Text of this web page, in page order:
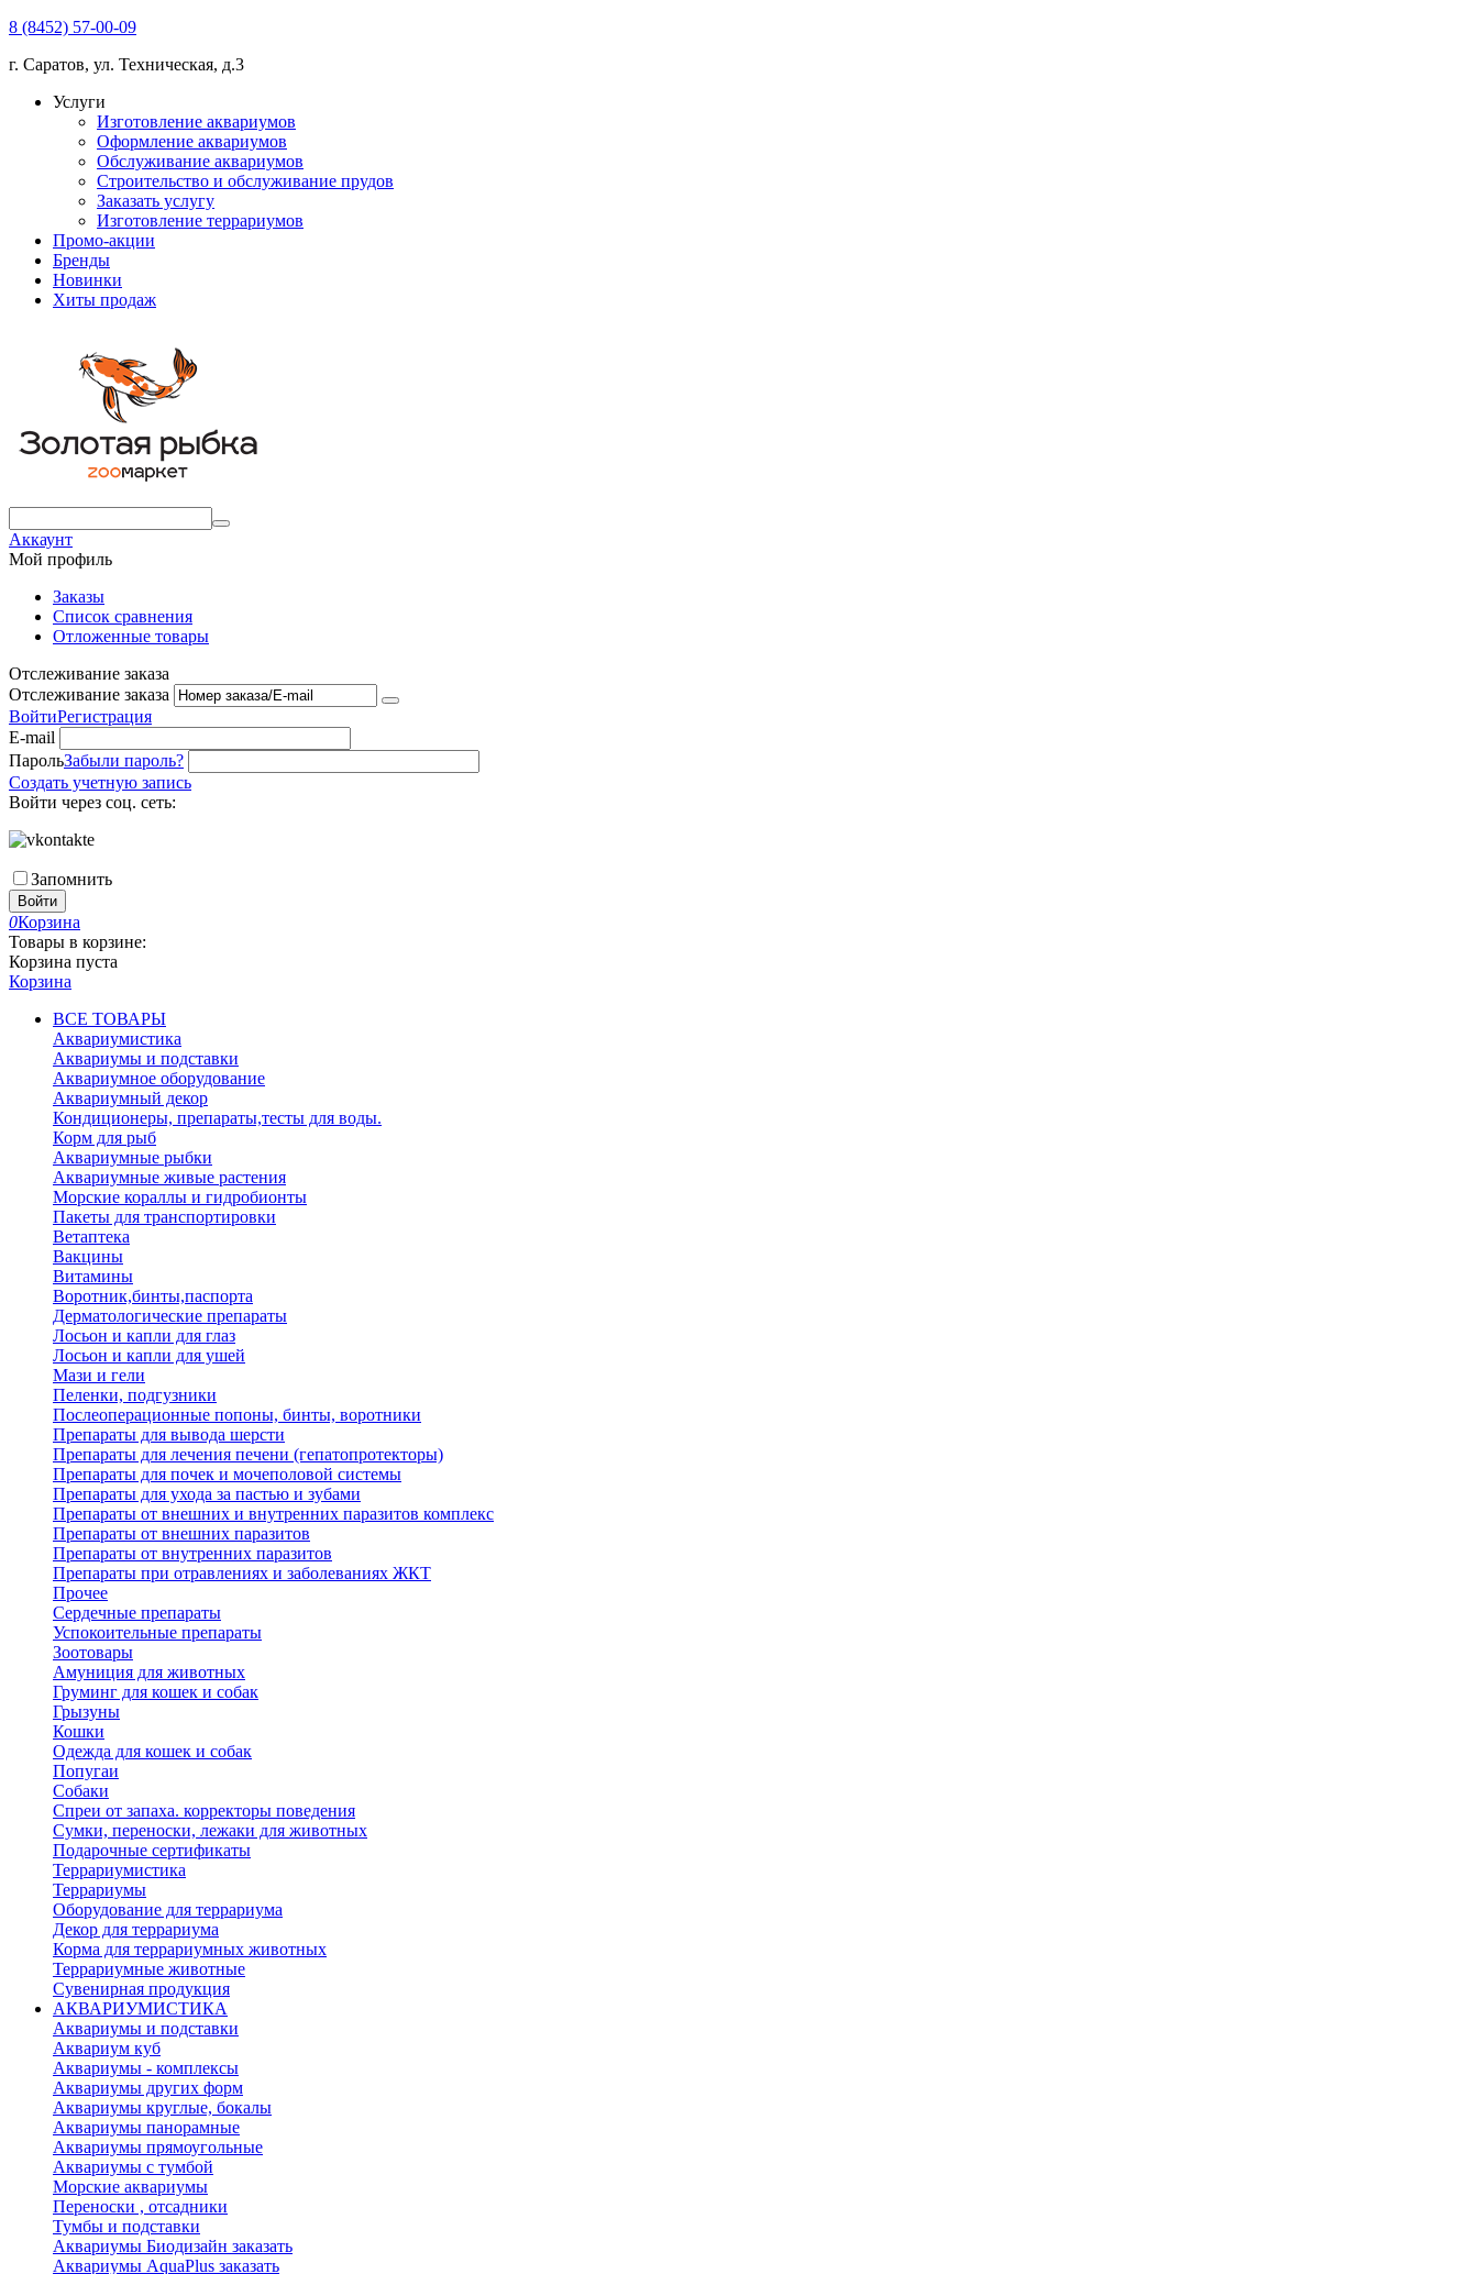
8 (8452) 57-00-09
г. Саратов, ул. Техническая, д.3
Услуги
Изготовление аквариумов
Оформление аквариумов
Обслуживание аквариумов
Строительство и обслуживание прудов
Заказать услугу
Изготовление террариумов
Промо-акции
Бренды
Новинки
Хиты продаж
Аккаунт
Мой профиль
Заказы
Список сравнения
Отложенные товары
Отслеживание заказа
Отслеживание заказа
ВойтиРегистрация
E-mail
ПарольЗабыли пароль?
Создать учетную запись
Войти через соц. сеть:
Запомнить
Войти
0Корзина
Товары в корзине:
Корзина пуста
Корзина
ВСЕ ТОВАРЫ
Аквариумистика
Аквариумы и подставки
Аквариумное оборудование
Аквариумный декор
Кондиционеры, препараты,тесты для воды.
Корм для рыб
Аквариумные рыбки
Аквариумные живые растения
Морские кораллы и гидробионты
Пакеты для транспортировки
Ветаптека
Вакцины
Витамины
Воротник,бинты,паспорта
Дерматологические препараты
Лосьон и капли для глаз
Лосьон и капли для ушей
Мази и гели
Пеленки, подгузники
Послеоперационные попоны, бинты, воротники
Препараты для вывода шерсти
Препараты для лечения печени (гепатопротекторы)
Препараты для почек и мочеполовой системы
Препараты для ухода за пастью и зубами
Препараты от внешних и внутренних паразитов комплекс
Препараты от внешних паразитов
Препараты от внутренних паразитов
Препараты при отравлениях и заболеваниях ЖКТ
Прочее
Сердечные препараты
Успокоительные препараты
Зоотовары
Амуниция для животных
Груминг для кошек и собак
Грызуны
Кошки
Одежда для кошек и собак
Попугаи
Собаки
Спреи от запаха. корректоры поведения
Сумки, переноски, лежаки для животных
Подарочные сертификаты
Террариумистика
Террариумы
Оборудование для террариума
Декор для террариума
Корма для террариумных животных
Террариумные животные
Сувенирная продукция
АКВАРИУМИСТИКА
Аквариумы и подставки
Аквариум куб
Аквариумы - комплексы
Аквариумы других форм
Аквариумы круглые, бокалы
Аквариумы панорамные
Аквариумы прямоугольные
Аквариумы с тумбой
Морские аквариумы
Переноски , отсадники
Тумбы и подставки
Аквариумы Биодизайн заказать
Аквариумы AquaPlus заказать